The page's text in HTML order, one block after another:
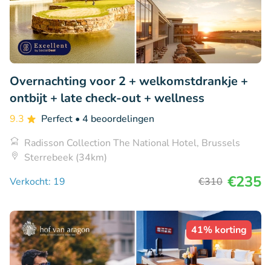
Overnachting voor 2 + welkomstdrankje +
ontbijt + late check-out + wellness
9.3 Perfect • 4 beoordelingen
Radisson Collection The National Hotel, Brussels
Sterrebeek (34km)
Verkocht: 19
€310 €235
41% korting